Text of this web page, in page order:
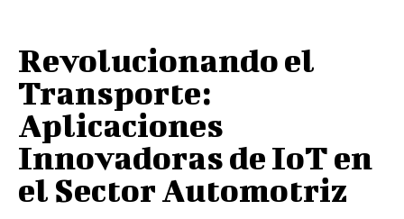
Revolucionando el
Transporte:
Aplicaciones
Innovadoras de IoT en
el Sector Automotriz